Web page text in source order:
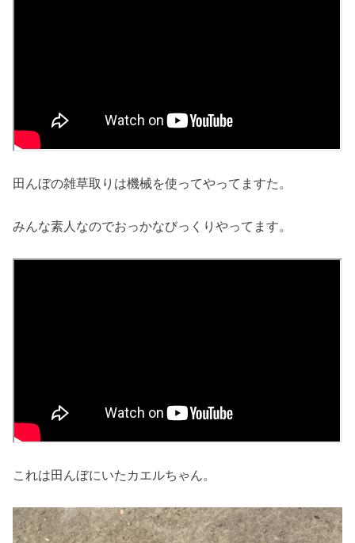
田んぼの雑草取りは機械を使ってやってますた。
みんな素人なのでおっかなびっくりやってます。
これは田んぼにいたカエルちゃん。